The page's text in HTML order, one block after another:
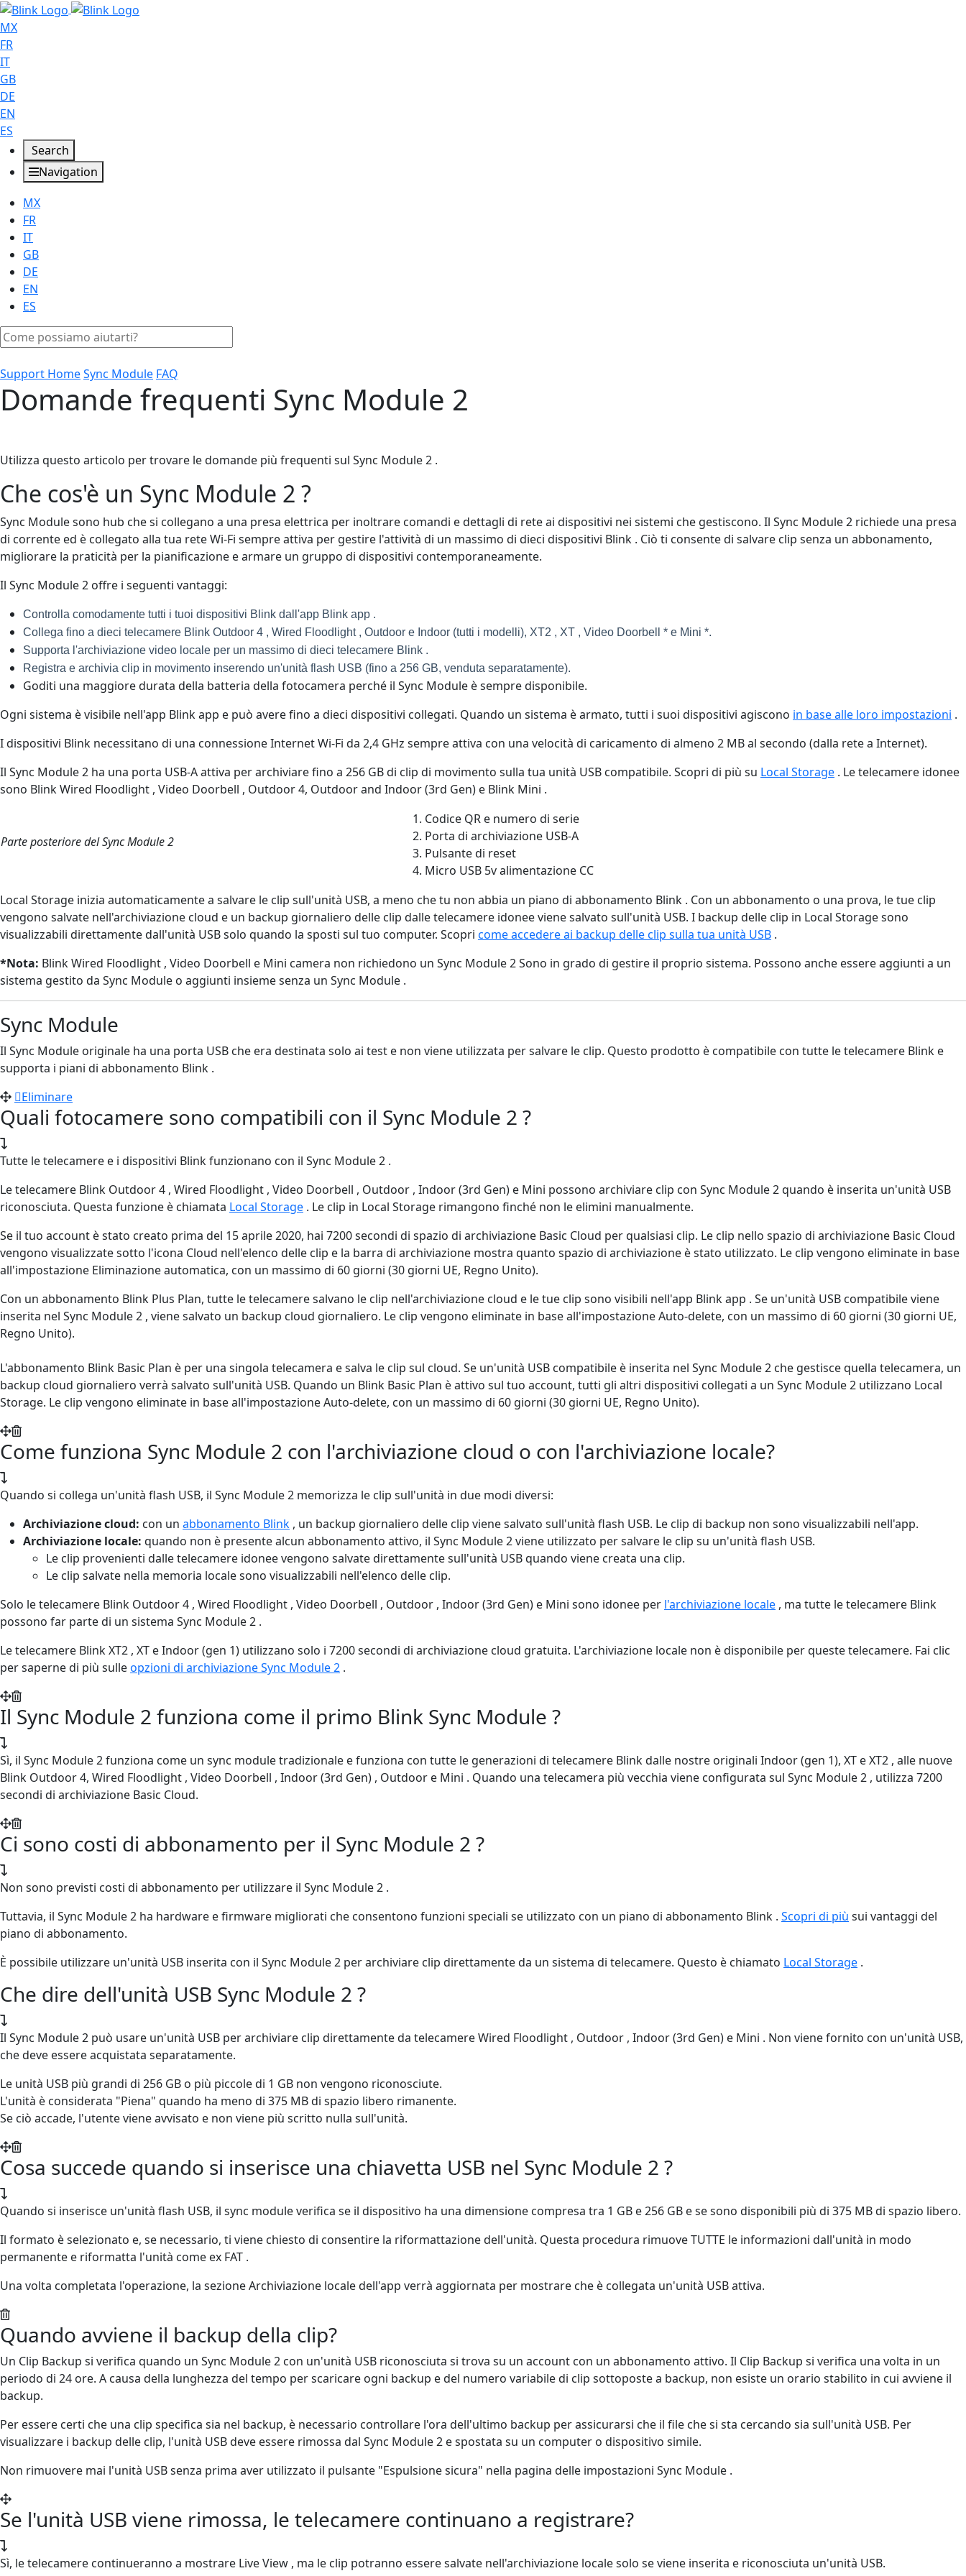
MX
FR
IT
GB
DE
EN
ES
Search
Navigation
MX
FR
IT
GB
DE
EN
ES
Support HomeSync Module FAQ
Domande frequenti Sync Module 2
Utilizza questo articolo per trovare le domande più frequenti sul Sync Module 2 .
Che cos'è un Sync Module 2 ?
Sync Module sono hub che si collegano a una presa elettrica per inoltrare comandi e dettagli di rete ai dispositivi nei sistemi che gestiscono. Il Sync Module 2 richiede una presa
di corrente ed è collegato alla tua rete Wi-Fi sempre attiva per gestire l'attività di un massimo di dieci dispositivi Blink . Ciò ti consente di salvare clip senza un abbonamento,
migliorare la praticità per la pianificazione e armare un gruppo di dispositivi contemporaneamente.
Il Sync Module 2 offre i seguenti vantaggi:
Controlla comodamente tutti i tuoi dispositivi Blink dall'app Blink app .
Collega fino a dieci telecamere Blink Outdoor 4 , Wired Floodlight , Outdoor e Indoor (tutti i modelli), XT2 , XT , Video Doorbell * e Mini *.
Supporta l'archiviazione video locale per un massimo di dieci telecamere Blink .
Registra e archivia clip in movimento inserendo un'unità flash USB (fino a 256 GB, venduta separatamente).
Goditi una maggiore durata della batteria della fotocamera perché il Sync Module è sempre disponibile.
Ogni sistema è visibile nell'app Blink app e può avere fino a dieci dispositivi collegati. Quando un sistema è armato, tutti i suoi dispositivi agiscono in base alle loro impostazioni .
I dispositivi Blink necessitano di una connessione Internet Wi-Fi da 2,4 GHz sempre attiva con una velocità di caricamento di almeno 2 MB al secondo (dalla rete a Internet).
Il Sync Module 2 ha una porta USB-A attiva per archiviare fino a 256 GB di clip di movimento sulla tua unità USB compatibile. Scopri di più su Local Storage . Le telecamere idonee
sono Blink Wired Floodlight , Video Doorbell , Outdoor 4, Outdoor and Indoor (3rd Gen) e Blink Mini .
Parte posteriore del Sync Module 2
Codice QR e numero di serie
Porta di archiviazione USB-A
Pulsante di reset
Micro USB 5v alimentazione CC
Local Storage inizia automaticamente a salvare le clip sull'unità USB, a meno che tu non abbia un piano di abbonamento Blink . Con un abbonamento o una prova, le tue clip
vengono salvate nell'archiviazione cloud e un backup giornaliero delle clip dalle telecamere idonee viene salvato sull'unità USB. I backup delle clip in Local Storage sono
visualizzabili direttamente dall'unità USB solo quando la sposti sul tuo computer. Scopri come accedere ai backup delle clip sulla tua unità USB ‍.
*Nota: Blink Wired Floodlight , Video Doorbell e Mini camera non richiedono un Sync Module 2 Sono in grado di gestire il proprio sistema. Possono anche essere aggiunti a un
sistema gestito da Sync Module o aggiunti insieme senza un Sync Module .
Sync Module
Il Sync Module originale ha una porta USB che era destinata solo ai test e non viene utilizzata per salvare le clip. Questo prodotto è compatibile con tutte le telecamere Blink e
supporta i piani di abbonamento Blink .
Eliminare
Quali fotocamere sono compatibili con il Sync Module 2 ?
Tutte le telecamere e i dispositivi Blink funzionano con il Sync Module 2 .
Le telecamere Blink Outdoor 4 , Wired Floodlight , Video Doorbell , Outdoor , Indoor (3rd Gen) e Mini possono archiviare clip con Sync Module 2 quando è inserita un'unità USB
riconosciuta. Questa funzione è chiamata Local Storage . Le clip in Local Storage rimangono finché non le elimini manualmente.
Se il tuo account è stato creato prima del 15 aprile 2020, hai 7200 secondi di spazio di archiviazione Basic Cloud per qualsiasi clip. Le clip nello spazio di archiviazione Basic Cloud
vengono visualizzate sotto l'icona Cloud nell'elenco delle clip e la barra di archiviazione mostra quanto spazio di archiviazione è stato utilizzato. Le clip vengono eliminate in base
all'impostazione Eliminazione automatica, con un massimo di 60 giorni (30 giorni UE, Regno Unito).
Con un abbonamento Blink Plus Plan, tutte le telecamere salvano le clip nell'archiviazione cloud e le tue clip sono visibili nell'app Blink app . Se un'unità USB compatibile viene
inserita nel Sync Module 2 , viene salvato un backup cloud giornaliero. Le clip vengono eliminate in base all'impostazione Auto-delete, con un massimo di 60 giorni (30 giorni UE,
Regno Unito).
L'abbonamento Blink Basic Plan è per una singola telecamera e salva le clip sul cloud. Se un'unità USB compatibile è inserita nel Sync Module 2 che gestisce quella telecamera, un
backup cloud giornaliero verrà salvato sull'unità USB. Quando un Blink Basic Plan è attivo sul tuo account, tutti gli altri dispositivi collegati a un Sync Module 2 utilizzano Local
Storage. Le clip vengono eliminate in base all'impostazione Auto-delete, con un massimo di 60 giorni (30 giorni UE, Regno Unito).
Come funziona Sync Module 2 con l'archiviazione cloud o con l'archiviazione locale?
Quando si collega un'unità flash USB, il Sync Module 2 memorizza le clip sull'unità in due modi diversi:
Archiviazione cloud: con un abbonamento Blink , un backup giornaliero delle clip viene salvato sull'unità flash USB. Le clip di backup non sono visualizzabili nell'app.
Archiviazione locale: quando non è presente alcun abbonamento attivo, il Sync Module 2 viene utilizzato per salvare le clip su un'unità flash USB.
Le clip provenienti dalle telecamere idonee vengono salvate direttamente sull'unità USB quando viene creata una clip.
Le clip salvate nella memoria locale sono visualizzabili nell'elenco delle clip.
Solo le telecamere Blink Outdoor 4 , Wired Floodlight , Video Doorbell , Outdoor , Indoor (3rd Gen) e Mini sono idonee per l'archiviazione locale , ma tutte le telecamere Blink
possono far parte di un sistema Sync Module 2 .
Le telecamere Blink XT2 , XT e Indoor (gen 1) utilizzano solo i 7200 secondi di archiviazione cloud gratuita. L'archiviazione locale non è disponibile per queste telecamere. Fai clic
per saperne di più sulleopzioni di archiviazione Sync Module 2 .
Il Sync Module 2 funziona come il primo Blink Sync Module ?
Sì, il Sync Module 2 funziona come un sync module tradizionale e funziona con tutte le generazioni di telecamere Blink dalle nostre originali Indoor (gen 1), XT e XT2 , alle nuove
Blink Outdoor 4, Wired Floodlight , Video Doorbell , Indoor (3rd Gen) , Outdoor e Mini . Quando una telecamera più vecchia viene configurata sul Sync Module 2 , utilizza 7200
secondi di archiviazione Basic Cloud.
Ci sono costi di abbonamento per il Sync Module 2 ?
Non sono previsti costi di abbonamento per utilizzare il Sync Module 2 .
Tuttavia, il Sync Module 2 ha hardware e firmware migliorati che consentono funzioni speciali se utilizzato con un piano di abbonamento Blink . Scopri di più sui vantaggi del
piano di abbonamento.
È possibile utilizzare un'unità USB inserita con il Sync Module 2 per archiviare clip direttamente da un sistema di telecamere. Questo è chiamato Local Storage .
Che dire dell'unità USB Sync Module 2 ?
Il Sync Module 2 può usare un'unità USB per archiviare clip direttamente da telecamere Wired Floodlight , Outdoor , Indoor (3rd Gen) e Mini . Non viene fornito con un'unità USB,
che deve essere acquistata separatamente.
Le unità USB più grandi di 256 GB o più piccole di 1 GB non vengono riconosciute.
L'unità è considerata "Piena" quando ha meno di 375 MB di spazio libero rimanente.
Se ciò accade, l'utente viene avvisato e non viene più scritto nulla sull'unità.
Cosa succede quando si inserisce una chiavetta USB nel Sync Module 2 ?
Quando si inserisce un'unità flash USB, il sync module verifica se il dispositivo ha una dimensione compresa tra 1 GB e 256 GB e se sono disponibili più di 375 MB di spazio libero.
Il formato è selezionato e, se necessario, ti viene chiesto di consentire la riformattazione dell'unità. Questa procedura rimuove TUTTE le informazioni dall'unità in modo
permanente e riformatta l'unità come ex FAT .
Una volta completata l'operazione, la sezione Archiviazione locale dell'app verrà aggiornata per mostrare che è collegata un'unità USB attiva.
Quando avviene il backup della clip?
Un Clip Backup si verifica quando un Sync Module 2 con un'unità USB riconosciuta si trova su un account con un abbonamento attivo. Il Clip Backup si verifica una volta in un
periodo di 24 ore. A causa della lunghezza del tempo per scaricare ogni backup e del numero variabile di clip sottoposte a backup, non esiste un orario stabilito in cui avviene il
backup.
Per essere certi che una clip specifica sia nel backup, è necessario controllare l'ora dell'ultimo backup per assicurarsi che il file che si sta cercando sia sull'unità USB. Per
visualizzare i backup delle clip, l'unità USB deve essere rimossa dal Sync Module 2 e spostata su un computer o dispositivo simile.
Non rimuovere mai l'unità USB senza prima aver utilizzato il pulsante "Espulsione sicura" nella pagina delle impostazioni Sync Module .
Se l'unità USB viene rimossa, le telecamere continuano a registrare?
Sì, le telecamere continueranno a mostrare Live View , ma le clip potranno essere salvate nell'archiviazione locale solo se viene inserita e riconosciuta un'unità USB.